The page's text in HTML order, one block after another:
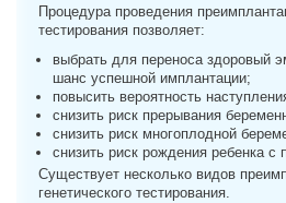
Процедура проведения
тестирования позволяет:
выбрать для переноса здоровый
шанс успешной имплантации;
повысить вероятность
снизить риск прерывания
снизить риск многоплодной
снизить риск рождения ребенка с
Существует несколько видов
генетического тестирования.